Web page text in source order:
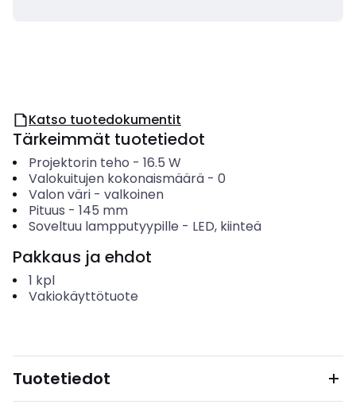
Katso tuotedokumentit
Tärkeimmät tuotetiedot
Projektorin teho - 16.5 W
Valokuitujen kokonaismäärä- 0
Valon väri- valkoinen
Pituus - 145 mm
Soveltuu lampputyypille - LED, kiinteä
Pakkaus ja ehdot
1 kpl
Vakiokäyttötuote
Tuotetiedot